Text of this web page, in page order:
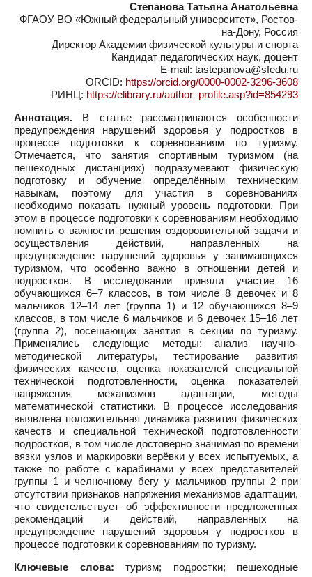
Степанова Татьяна Анатольевна
ФГАОУ ВО «Южный федеральный университет», Ростов-
на-Дону, Россия
Директор Академии физической культуры и спорта
Кандидат педагогических наук, доцент
E-mail: tastepanova@sfedu.ru
ORCID: https://orcid.org/0000-0002-3296-3608
РИНЦ: https://elibrary.ru/author_profile.asp?id=854293
Аннотация. В статье рассматриваются особенности
предупреждения нарушений здоровья у подростков в
процессе подготовки к соревнованиям по туризму.
Отмечается, что занятия спортивным туризмом (на
пешеходных дистанциях) подразумевают физическую
подготовку и обучение определённым техническим
навыкам, поэтому для участия в соревнованиях
необходимо показать нужный уровень подготовки. При
этом в процессе подготовки к соревнованиям необходимо
помнить о важности решения оздоровительной задачи и
осуществления действий, направленных на
предупреждение нарушений здоровья у занимающихся
туризмом, что особенно важно в отношении детей и
подростков. В исследовании приняли участие 16
обучающихся 6–7 классов, в том числе 8 девочек и 8
мальчиков 12–14 лет (группа 1) и 12 обучающихся 8–9
классов, в том числе 6 мальчиков и 6 девочек 15–16 лет
(группа 2), посещающих занятия в секции по туризму.
Применялись следующие методы: анализ научно-
методической литературы, тестирование развития
физических качеств, оценка показателей специальной
технической подготовленности, оценка показателей
напряжения механизмов адаптации, методы
математической статистики. В процессе исследования
выявлена положительная динамика развития физических
качеств и специальной технической подготовленности
подростков, в том числе достоверно значимая по времени
вязки узлов и маркировки верёвки у всех испытуемых, а
также по работе с карабинами у всех представителей
группы 1 и челночному бегу у мальчиков группы 2 при
отсутствии признаков напряжения механизмов адаптации,
что свидетельствует об эффективности предложенных
рекомендаций и действий, направленных на
предупреждение нарушений здоровья у подростков в
процессе подготовки к соревнованиям по туризму.
Ключевые слова: туризм; подростки; пешеходные